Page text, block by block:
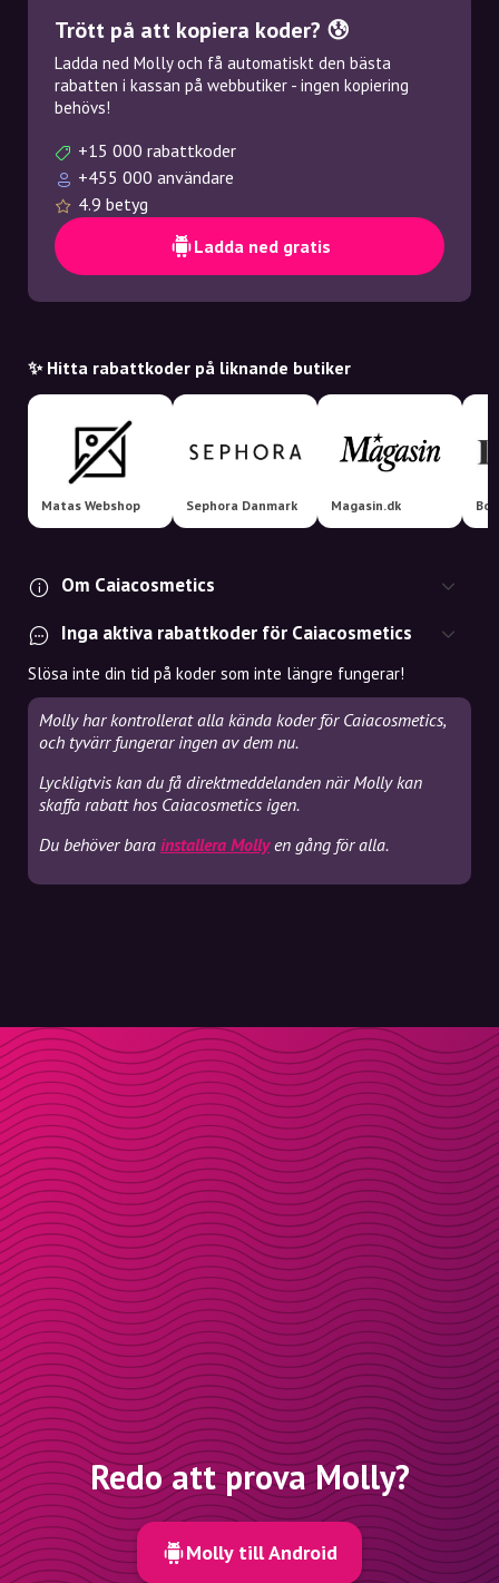
Trött på att kopiera koder? 😰
Ladda ned Molly och få automatiskt den bästa
rabatten i kassan på webbutiker - ingen kopiering
behövs!
+15 000 rabattkoder
+455 000 användare
4.9 betyg
Ladda ned gratis
✨ Hitta rabattkoder på liknande butiker
Matas Webshop Sephora Danmark Magasin.dk
Om Caiacosmetics
Inga aktiva rabattkoder för Caiacosmetics
Slösa inte din tid på koder som inte längre fungerar!
Molly har kontrollerat alla kända koder för Caiacosmetics,
och tyvärr fungerar ingen av dem nu.
Lyckligtvis kan du få direktmeddelanden när Molly kan
skaffa rabatt hos Caiacosmetics igen.
Du behöver bara installera Mollyen gång för alla.
Redo att prova Molly?
Molly till Android